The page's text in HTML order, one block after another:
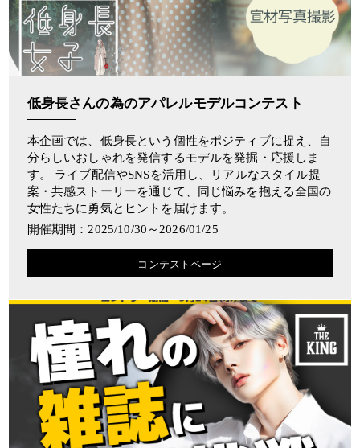
低身長さんの為のアパレルモデルコンテスト
本企画では、低身長という個性をポジティブに捉え、自
分らしいおしゃれを発信するモデルを発掘・応援しま
す。 ライブ配信やSNSを活用し、リアルなスタイル提
案・共感ストーリーを通じて、同じ悩みを抱える全国の
女性たちに勇気とヒントを届けます。
開催期間：2025/10/30～2026/01/25
コンテストページ